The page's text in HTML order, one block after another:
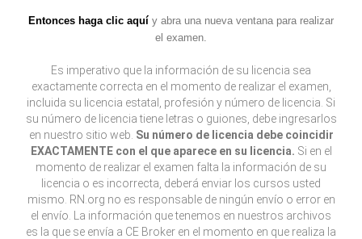
Entonces haga clic aquí y abra una nueva ventana para realizar
el examen.
Es imperativo que la información de su licencia sea
exactamente correcta en el momento de realizar el examen,
incluida su licencia estatal, profesión y número de licencia. Si
su número de licencia tiene letras o guiones, debe ingresarlos
en nuestro sitio web. Su número de licencia debe coincidir
EXACTAMENTE con el que aparece en su licencia. Si en el
momento de realizar el examen falta la información de su
licencia o es incorrecta, deberá enviar los cursos usted
mismo. RN.org no es responsable de ningún envío o error en
el envío. La información que tenemos en nuestros archivos
es la que se envía a CE Broker en el momento en que realiza la